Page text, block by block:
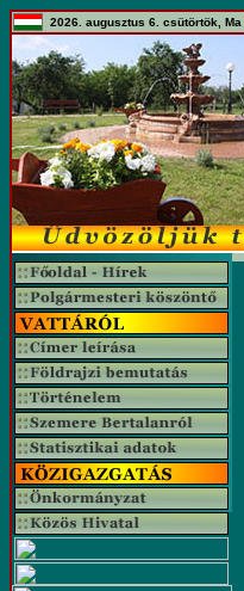
2026. augusztus 6. csütörtök, Ma